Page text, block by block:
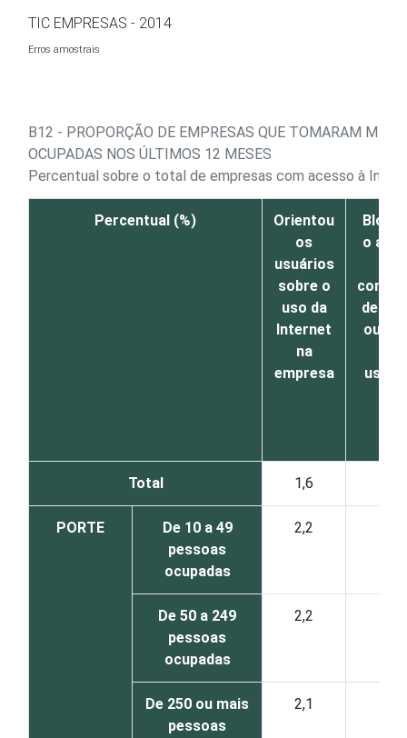
TIC EMPRESAS - 2014
Erros amostrais
B12 - PROPORÇÃO DE EMPRESAS QUE TOMARAM
OCUPADAS NOS ÚLTIMOS 12 MESES
Percentual sobre o total de empresas com acesso à
Percentual (%)
Orientou
os
usuários
sobre o
uso da
Internet
na
empresa
o
de
ou
Total 1,6
PORTE
De 10 a 49
pessoas
ocupadas
2,2
De 50 a 249
pessoas
ocupadas
2,2
De 250 ou mais
pessoas
2,1